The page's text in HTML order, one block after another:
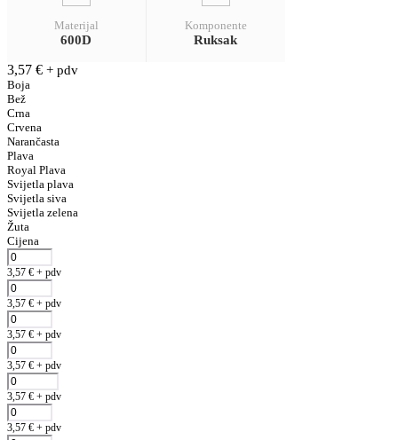
Materijal
600D
Komponente
Ruksak
3,57 € + pdv
Boja
Bež
Crna
Crvena
Narančasta
Plava
Royal Plava
Svijetla plava
Svijetla siva
Svijetla zelena
Žuta
Cijena
3,57 € + pdv
3,57 € + pdv
3,57 € + pdv
3,57 € + pdv
3,57 € + pdv
3,57 € + pdv